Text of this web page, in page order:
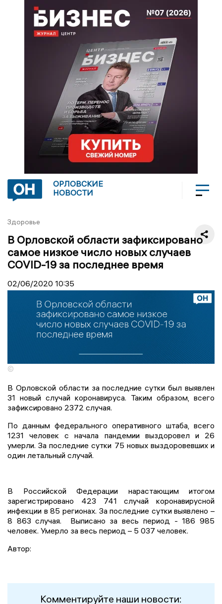
ОРЛОВСКИЕ
НОВОСТИ
Здоровье
В Орловской области зафиксировано
самое низкое число новых случаев
COVID-19 за последнее время
02/06/2020 10:35
©
В Орловской области за последние сутки был выявлен
31 новый случай коронавируса. Таким образом, всего
зафиксировано 2372 случая.
По данным федерального оперативного штаба, всего
1231 человек с начала пандемии выздоровел и 26
умерли. За последние сутки 75 новых выздоровевших и
один летальный случай.
В Российской Федерации нарастающим итогом
зарегистрировано 423 741 случай коронавирусной
инфекции в 85 регионах. За последние сутки выявлено –
8 863 случая. Выписано за весь период - 186 985
человек. Умерло за весь период – 5 037 человек.
Автор:
Комментируйте наши новости: